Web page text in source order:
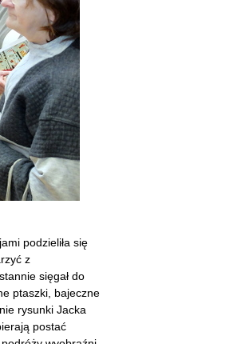
podzieliła się
z
sięgał do
ptaszki, bajeczne
rysunki Jacka
postać